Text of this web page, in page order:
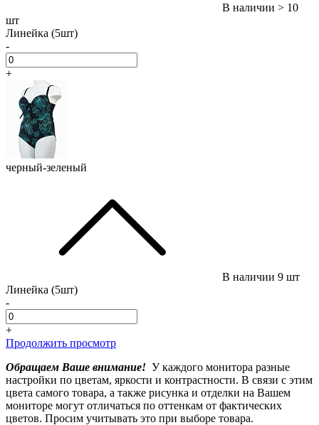
В наличии > 10
шт
Линейка (5шт)
-
+
черный-зеленый
В наличии 9 шт
Линейка (5шт)
-
+
Продолжить просмотр
Обращаем Ваше внимание! У каждого монитора разные
настройки по цветам, яркости и контрастности. В связи с этим
цвета самого товара, а также рисунка и отделки на Вашем
мониторе могут отличаться по оттенкам от фактических
цветов. Просим учитывать это при выборе товара.